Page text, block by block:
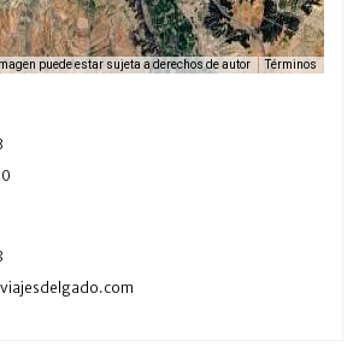
puede estar sujeta a derechos de autor Términos